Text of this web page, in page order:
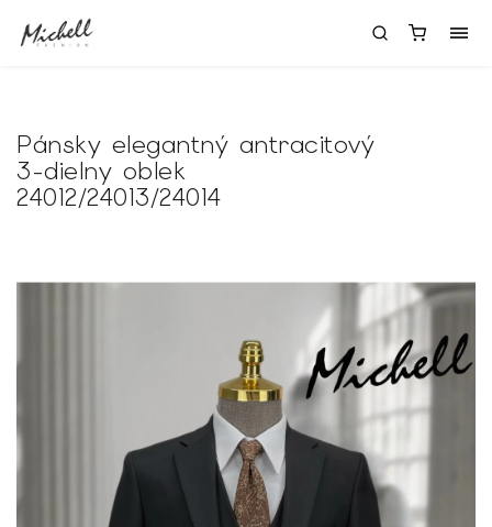
Pánsky elegantný antracitový
3-dielny oblek
24012/24013/24014